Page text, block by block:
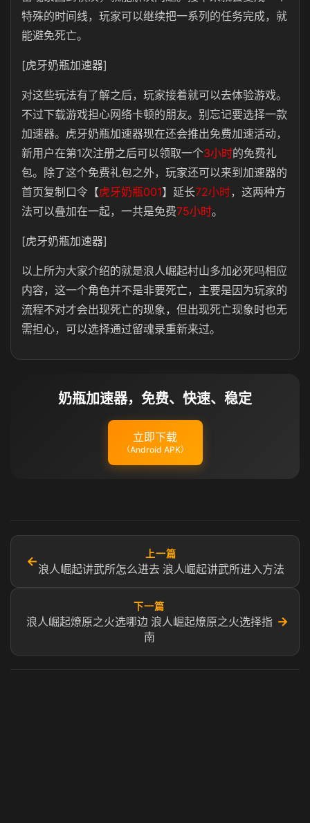
特殊的时间线，玩家可以继续把一系列的任务完成，就
能避免死亡。
[虎牙奶瓶加速器]
对这些玩法有了解之后，玩家接着就可以去体验游戏。
不过下载游戏担心网络卡顿的朋友。别忘记要选择一款
加速器。虎牙奶瓶加速器现在还会推出免费加速活动，
新用户在第1次注册之后可以领取一个3小时的免费礼
包。除了这个免费礼包之外，玩家还可以来到加速器的
首页复制口令【虎牙奶瓶001】延长72小时，这两种方
法可以叠加在一起，一共是免费75小时。
[虎牙奶瓶加速器]
以上所为大家介绍的就是浪人崛起村山多加必死吗相应
内容，这一个角色并不是非要死亡，主要是因为玩家的
流程不对才会出现死亡的现象，但出现死亡现象时也无
需担心，可以选择通过留魂录重新来过。
奶瓶加速器，免费、快速、稳定
立即下载
（Android APK）
←
上一篇
浪人崛起讲武所怎么进去 浪人崛起讲武所进入方法
下一篇
浪人崛起燎原之火选哪边 浪人崛起燎原之火选择指
南
→